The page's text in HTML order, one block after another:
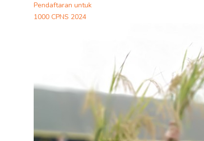
Pendaftaran untuk
1000 CPNS 2024